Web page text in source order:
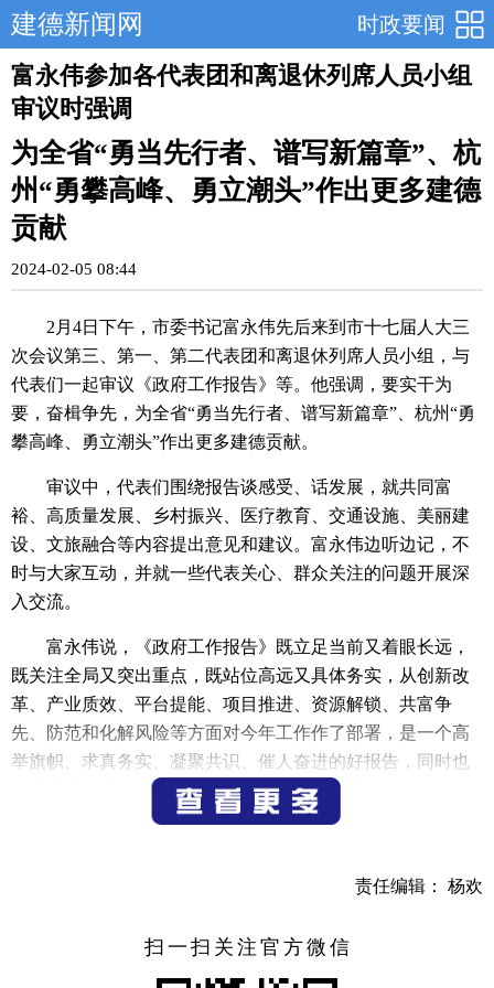
时政要闻
建德新闻网
富永伟参加各代表团和离退休列席人员小组
审议时强调
为全省“勇当先行者、谱写新篇章”、杭
州“勇攀高峰、勇立潮头”作出更多建德
贡献
2024-02-05 08:44
2月4日下午，市委书记富永伟先后来到市十七届人大三
次会议第三、第一、第二代表团和离退休列席人员小组，与
代表们一起审议《政府工作报告》等。他强调，要实干为
要，奋楫争先，为全省“勇当先行者、谱写新篇章”、杭州“勇
攀高峰、勇立潮头”作出更多建德贡献。
审议中，代表们围绕报告谈感受、话发展，就共同富
裕、高质量发展、乡村振兴、医疗教育、交通设施、美丽建
设、文旅融合等内容提出意见和建议。富永伟边听边记，不
时与大家互动，并就一些代表关心、群众关注的问题开展深
入交流。
富永伟说，《政府工作报告》既立足当前又着眼长远，
既关注全局又突出重点，既站位高远又具体务实，从创新改
革、产业质效、平台提能、项目推进、资源解锁、共富争
先、防范和化解风险等方面对今年工作作了部署，是一个高
举旗帜、求真务实、凝聚共识、催人奋进的好报告，同时也
体现了市政府把高质量发展作为首要任务，完整、准确、全
面贯彻新发展理念，统筹推进三个“一号工程”、“十项重大工
坚行动”，加快打造“幸福宜居之城、文旅共富样本”的坚定决
既有质量又有可操作性，都是很好的意见建议。
富永伟强调，2024年是中华人民共和国成立75周年，是
责任编辑： 杨欢
扫一扫关注官方微信